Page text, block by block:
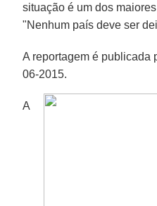
situação é um dos
"Nenhum país deve ser
A reportagem é publicada
06-2015.
A